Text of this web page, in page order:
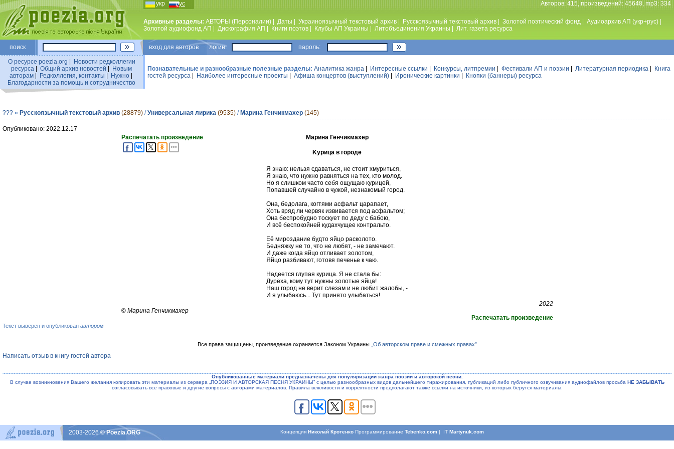
укр рус Авторов: 415, произведений: 45648, mp3: 334
Архивные разделы: АВТОРЫ (Персоналии) Даты Украиноязычный текстовый архив Русскоязычный текстовый архив Золотой поэтический фонд Аудиоархив АП (укр+рус)
Золотой аудиофонд АП
Дискография АП Книги поэтов Клубы АП Украины Литобъединения Украины Лит. газета ресурса
поиск вход для авторов логин: пароль:
О ресурсе poezia.org
Новости редколлегии
ресурса
Общий архив новостей
Новым
авторам| Редколлегия, контакты Нужно|
Благодарности за помощь и сотрудничество
Познавательные и разнообразные полезные разделы: Аналитика жанра Интересные ссылки Конкурсы, литпремии Фестивали АП и поэзии Литературная периодика
Книга
гостей ресурса
Наиболее интересные проекты Афиша концертов (выступлений) Иронические картинки Кнопки (баннеры) ресурса
??? » Русскоязычный текстовый архив (28879) /Универсальная лирика (9535) / Марина Генчикмахер (145)
Опубликовано: 2022.12.17
Распечатать произведение
Марина Генчикмахер
Kурица в городe
Я знаю: нельзя сдаваться, не стоит хмуриться,
Я знаю, что нужно равняться на тех, кто молод.
Но я слишком часто себя ощущаю курицей,
Попавшей случайно в чужой, незнакомый город.
Она, бедолага, когтями асфальт царапает,
Хоть вряд ли червяк извивается под асфальтом;
Она беспробудно тоскует по деду с бабою,
И всё беспокойней кудахчущее контральто.
Её мироздание будто яйцо расколото.
Бедняжку не то, что не любят, - не замечают.
И даже когда яйцо отливает золотом,
Яйцо разбивают, готовя печенье к чаю.
Надеется глупая курица. Я не стала бы:
Дурёха, кому тут нужны золотые яйца!
Наш город не верит слезам и не любит жалобы, -
И я улыбаюсь... Тут принято улыбаться!
2022
© Марина Генчикмахер
Распечатать произведение
Текст выверен и опубликован автором
Все права защищены, произведение охраняется Законом Украины „Об авторском праве и смежных правах”
Написать отзыв в книгу гостей автора
Опубликованные материали предназначены для популяризации жанра поэзии и авторской песни.
В случае возникновения Вашего желания копировать эти материалы из сервера „ПОЭЗИЯ И АВТОРСКАЯ ПЕСНЯ УКРАИНЫ” с целью разнообразных видов дальнейшего тиражирования, публикаций либо публичного озвучивания аудиофайлов просьба НЕ ЗАБЫВАТЬ
согласовывать все правовые и другие вопросы с авторами материалов. Правила вежливости и корректности предполагают также ссылки на источники, из которых берутся материалы.
КонцепцияНиколай Кротенко ПрограммированиеTebenko.com | ITMartynuk.com
2003-2026© Poezia.ORG